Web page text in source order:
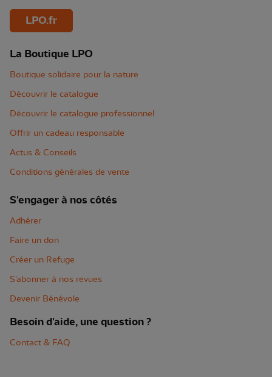
LPO.fr
La Boutique LPO
Boutique solidaire pour la nature
Découvrir le catalogue
Découvrir le catalogue professionnel
Offrir un cadeau responsable
Actus & Conseils
Conditions générales de vente
S'engager à nos côtés
Adhérer
Faire un don
Créer un Refuge
S'abonner à nos revues
Devenir Bénévole
Besoin d'aide, une question ?
Contact & FAQ